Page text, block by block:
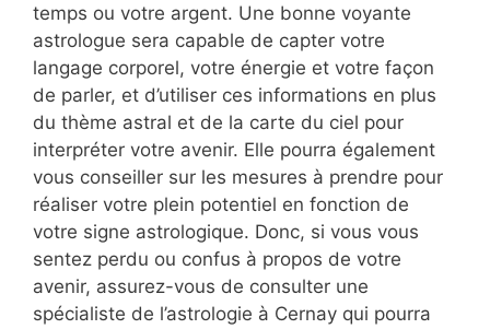
temps ou votre argent. Une bonne voyante
astrologue sera capable de capter votre
langage corporel, votre énergie et votre façon
de parler, et d’utiliser ces informations en plus
du thème astral et de la carte du ciel pour
interpréter votre avenir. Elle pourra également
vous conseiller sur les mesures à prendre pour
réaliser votre plein potentiel en fonction de
votre signe astrologique. Donc, si vous vous
sentez perdu ou confus à propos de votre
avenir, assurez-vous de consulter une
spécialiste de l’astrologie à Cernay qui pourra